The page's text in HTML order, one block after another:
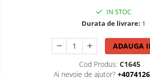
IN STOC
Durata de livrare: 1
ADAUGA
Cod Produs: C1645
Ai nevoie de ajutor?